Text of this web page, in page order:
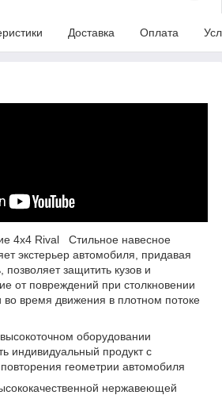
Доставка Оплата
4x4 Rival Стильное навесное
экстерьер автомобиля, придавая
защитить кузов и
от повреждений при столкновении
во время движения в плотном потоке
оборудовании
индивидуальный продукт с
геометрии автомобиля
нержавеющей